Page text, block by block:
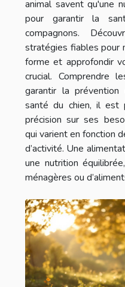
animal savent qu'une
pour garantir la
compagnons.
stratégies fiables pour
forme et approfondir
crucial. Comprendre
garantir la
santé du chien, il est
précision sur ses
qui varient en fonction
d’activité. Une
une nutrition
ménagères ou